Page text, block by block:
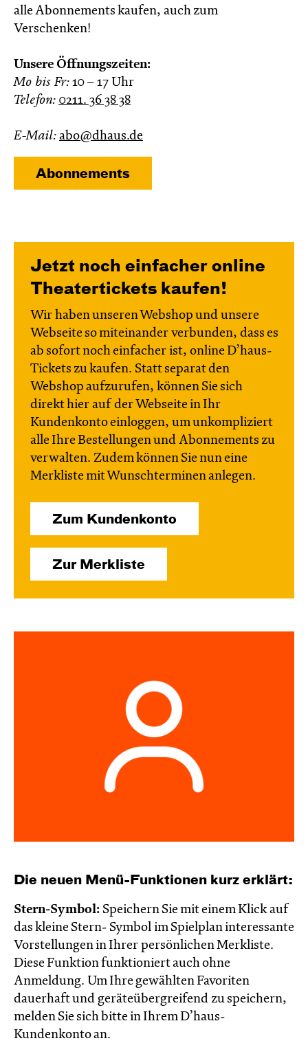
alle Abonnements kaufen, auch zum
Verschenken!
Unsere Öffnungszeiten:
Mo bis Fr: 10 – 17 Uhr
Telefon: 0211. 36 38 38
E-Mail: abo@dhaus.de
Abon­ne­ments
Jetzt noch einfacher online
Theatertickets kaufen!
Wir haben unseren Webshop und unsere
Webseite so miteinander verbunden, dass es
ab sofort noch einfacher ist, online D’haus-
Tickets zu kaufen. Statt separat den
Webshop aufzurufen, können Sie sich
direkt hier auf der Webseite in Ihr
Kundenkonto einloggen, um unkompliziert
alle Ihre Bestellungen und Abonnements zu
verwalten. Zudem können Sie nun eine
Merkliste mit Wunschterminen anlegen.
Zum Kundenkonto
Zur Merkliste
Die neuen Menü-Funktionen kurz erklärt:
Stern-Symbol: Speichern Sie mit einem Klick auf
das kleine Stern- Symbol im Spielplan interessante
Vorstellungen in Ihrer persönlichen Merkliste.
Diese Funktion funktioniert auch ohne
Anmeldung. Um Ihre gewählten Favoriten
dauerhaft und geräteübergreifend zu speichern,
melden Sie sich bitte in Ihrem D’haus-
Kundenkonto an.